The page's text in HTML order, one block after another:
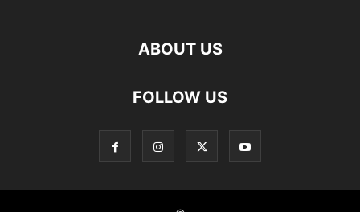
ABOUT US
FOLLOW US